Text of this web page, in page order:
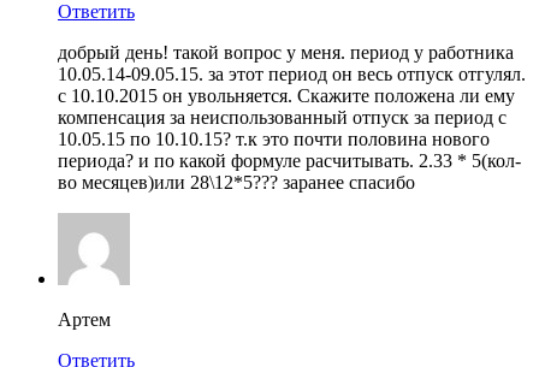
Ответить
добрый день! такой вопрос у меня. период у работника
10.05.14-09.05.15. за этот период он весь отпуск отгулял.
с 10.10.2015 он увольняется. Скажите положена ли ему
компенсация за неиспользованный отпуск за период с
10.05.15 по 10.10.15? т.к это почти половина нового
периода? и по какой формуле расчитывать. 2.33 * 5(кол-
во месяцев)или 28\12*5??? заранее спасибо
Артем
Ответить